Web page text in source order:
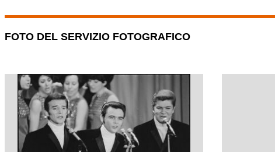
FOTO DEL SERVIZIO FOTOGRAFICO